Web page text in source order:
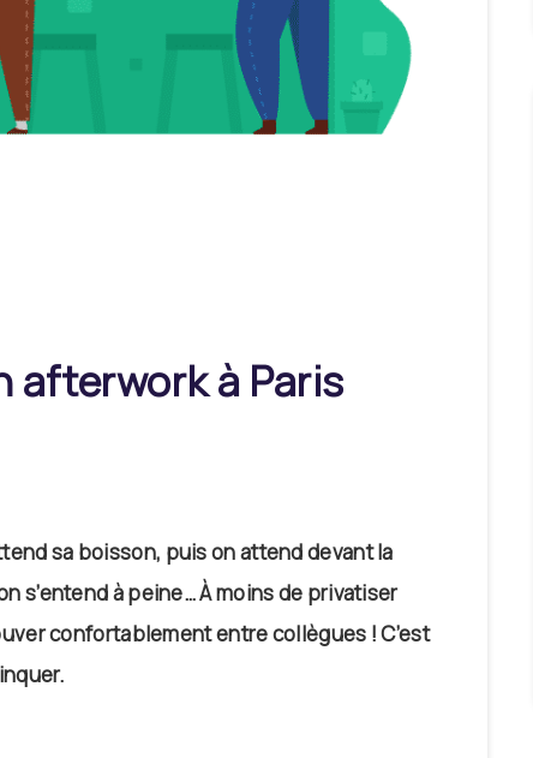
afterwork à Paris
sa boisson, puis on attend devant la
s’entend à peine… À moins de privatiser
confortablement entre collègues ! C’est